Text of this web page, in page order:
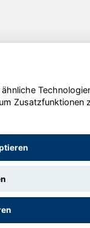
Zusatzfunktionen